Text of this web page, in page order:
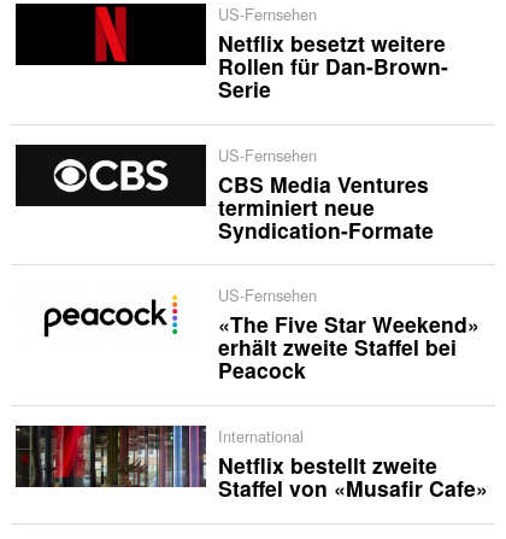
US-Fernsehen
Netflix besetzt weitere
Rollen für Dan-Brown-
Serie
US-Fernsehen
CBS Media Ventures
terminiert neue
Syndication-Formate
US-Fernsehen
«The Five Star Weekend»
erhält zweite Staffel bei
Peacock
International
Netflix bestellt zweite
Staffel von «Musafir Cafe»